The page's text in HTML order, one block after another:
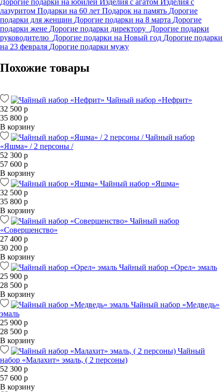
лазуритом Подарки на 60 лет Подарок на память Дорогие
подарки для женщин Дорогие подарки на 8 марта Дорогие
подарки жене Дорогие подарки директору Дорогие подарки
руководителю Дорогие подарки на Новый год Дорогие подарки
на 23 февраля Дорогие подарки мужу
Похожие товары
Чайный набор «Нефрит»
32 500 р
35 800 р
В корзину
Чайный набор
«Яшма» / 2 персоны /
52 300 р
57 600 р
В корзину
Чайный набор «Яшма»
32 500 р
35 800 р
В корзину
Чайный набор
«Совершенство»
27 400 р
30 200 р
В корзину
Чайный набор «Орел» эмаль
25 900 р
28 500 р
В корзину
Чайный набор «Медведь»
эмаль
25 900 р
28 500 р
В корзину
Чайный
набор «Малахит» эмаль, ( 2 персоны)
52 300 р
57 600 р
В корзину